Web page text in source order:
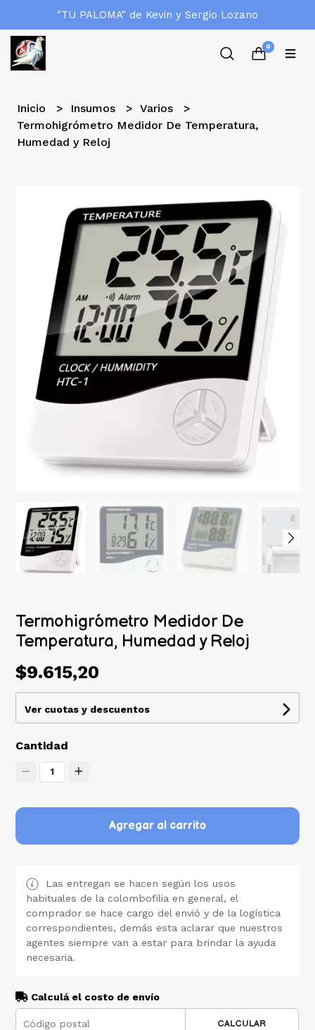
"TU PALOMA" de Kevin y Sergio Lozano
0
Inicio Insumos
Varios
Termohigrómetro Medidor De Temperatura,
Humedad y Reloj
Termohigrómetro Medidor De
Temperatura, Humedad y Reloj
$9.615,20
Ver cuotas y descuentos
Cantidad
1
Agregar al carrito
Las entregan se hacen según los usos
habituales de la colombofilia en general, el
comprador se hace cargo del envió y de la logística
correspondientes, demás esta aclarar que nuestros
agentes siempre van a estar para brindar la ayuda
necesaria.
Calculá el costo de envío
CALCULAR